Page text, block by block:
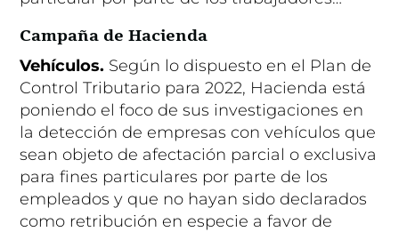
Campaña de Hacienda
Vehículos. Según lo dispuesto en el Plan de
Control Tributario para 2022, Hacienda está
poniendo el foco de sus investigaciones en
la detección de empresas con vehículos que
sean objeto de afectación parcial o exclusiva
para fines particulares por parte de los
empleados y que no hayan sido declarados
como retribución en especie a favor de